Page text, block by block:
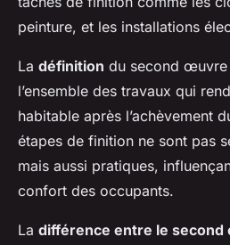
peinture, et les installations
La définition du second
l’ensemble des travaux qui
habitable après l’achèvement
étapes de finition ne sont pas
mais aussi pratiques,
confort des occupants.
La différence entre le